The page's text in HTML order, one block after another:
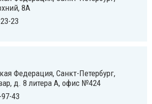
8А
23
Федерация, Санкт-Петербург,
д. 8 литера А, офис №424
43